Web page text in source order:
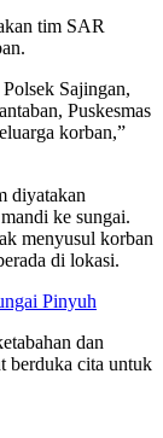
tim SAR
Sajingan,
Puskesmas
korban,”
diyatakan
ke sungai.
menyusul korban
di lokasi.
Pinyuh
dan
berduka cita untuk